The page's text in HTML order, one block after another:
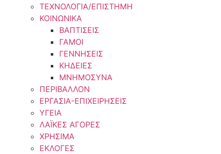
ΤΕΧΝΟΛΟΓΙΑ/ΕΠΙΣΤΗΜΗ
ΚΟΙΝΩΝΙΚΑ
ΒΑΠΤΙΣΕΙΣ
ΓΑΜΟΙ
ΓΕΝΝΗΣΕΙΣ
ΚΗΔΕΙΕΣ
ΜΝΗΜΟΣΥΝΑ
ΠΕΡΙΒΑΛΛΟΝ
ΕΡΓΑΣΙΑ-ΕΠΙΧΕΙΡΗΣΕΙΣ
ΥΓΕΙΑ
ΛΑΪΚΕΣ ΑΓΟΡΕΣ
ΧΡΗΣΙΜΑ
ΕΚΛΟΓΕΣ